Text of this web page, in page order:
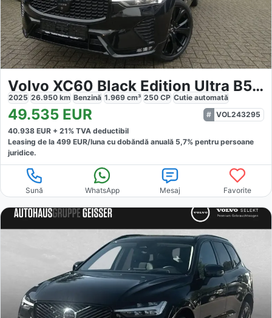
Volvo XC60 Black Edition Ultra B5 AWD
2025 26.950 km Benzină 1.969 cm³ 250 CP Cutie automată
49.535 EUR
VOL243295
40.938 EUR + 21% TVA deductibil
Leasing de la 499 EUR/luna cu dobăndă anuală 5,7% pentru persoane
juridice.
Sună WhatsApp Mesaj Favorite